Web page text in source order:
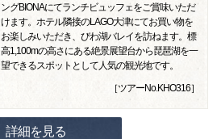
ングBIONAにてランチビュッフェをご賞味いただ
けます。ホテル隣接のLAGO大津にてお買い物を
お楽しみいただき、びわ湖バレイを訪ねます。標
高1,100mの高さにある絶景展望台から琵琶湖を一
望できるスポットとして人気の観光地です。
［ツアーNo.KHO316］
詳細を見る